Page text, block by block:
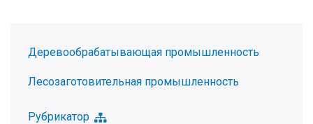
Деревообрабатывающая промышленность
Лесозаготовительная промышленность
Рубрикатор